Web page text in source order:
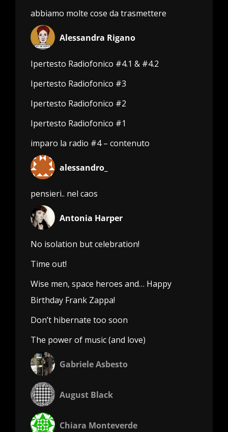
abbiamo molte cose da trasmettere
Alessandra Rigano
Ipertesto Radiofonico #4.1 & #4.2
Ipertesto Radiofonico #3
Ipertesto Radiofonico #2
Ipertesto Radiofonico #1
imparo la radio #4 – contenuto
alessandro_
pensieri.. nel caos
Antonia Harper
No isolation but celebration!
Time out!
Wise men, space heroes and… Happy
Birthday Frank Zappa!
Don’t hibernate too soon
The power of music (and love)
Gabriele Asbesto
August Black
Chiara Monteverde